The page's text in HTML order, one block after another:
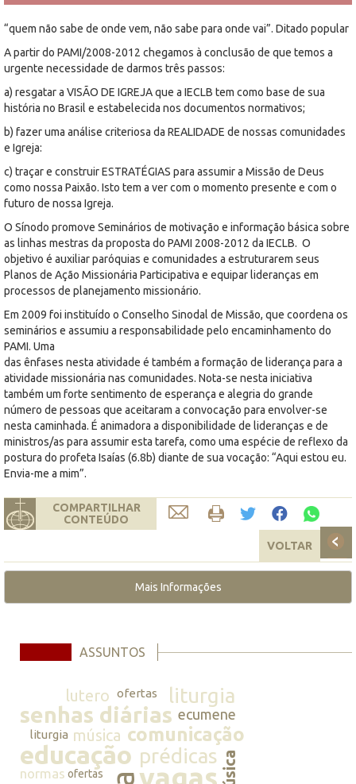
“quem não sabe de onde vem, não sabe para onde vai”. Ditado popular
A partir do PAMI/2008-2012 chegamos à conclusão de que temos a
urgente necessidade de darmos três passos:
a) resgatar a VISÃO DE IGREJA que a IECLB tem como base de sua
história no Brasil e estabelecida nos documentos normativos;
b) fazer uma análise criteriosa da REALIDADE de nossas comunidades
e Igreja:
c) traçar e construir ESTRATÉGIAS para assumir a Missão de Deus
como nossa Paixão. Isto tem a ver com o momento presente e com o
futuro de nossa Igreja.
O Sínodo promove Seminários de motivação e informação básica sobre
as linhas mestras da proposta do PAMI 2008-2012 da IECLB. O
objetivo é auxiliar paróquias e comunidades a estruturarem seus
Planos de Ação Missionária Participativa e equipar lideranças em
processos de planejamento missionário.
Em 2009 foi instituído o Conselho Sinodal de Missão, que coordena os
seminários e assumiu a responsabilidade pelo encaminhamento do
PAMI. Uma
das ênfases nesta atividade é também a formação de liderança para a
atividade missionária nas comunidades. Nota-se nesta iniciativa
também um forte sentimento de esperança e alegria do grande
número de pessoas que aceitaram a convocação para envolver-se
nesta caminhada. É animadora a disponibilidade de lideranças e de
ministros/as para assumir esta tarefa, como uma espécie de reflexo da
postura do profeta Isaías (6.8b) diante de sua vocação: “Aqui estou eu.
Envia-me a mim”.
COMPARTILHAR
CONTEÚDO
VOLTAR
Mais Informações
ASSUNTOS
lutero ofertas liturgia
senhas diárias ecumene
liturgia música comunicação
educação prédicas
normas ofertas vagas